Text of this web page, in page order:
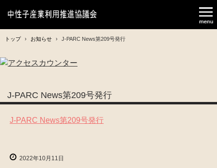
トップ › お知らせ › J-PARC News第209号発行
J-PARC News第209号発行
J-PARC News第209号発行
2022年10月11日